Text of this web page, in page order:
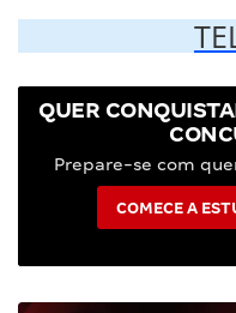
QUER
Prepare-se com
COMECE A